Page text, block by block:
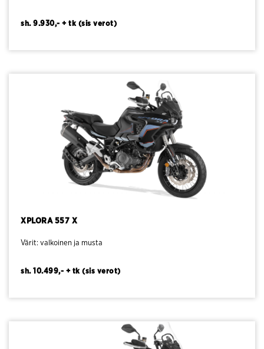
sh. 9.930,- + tk (sis verot)
XPLORA 557 X
Värit: valkoinen ja musta
sh. 10.499,- + tk (sis verot)